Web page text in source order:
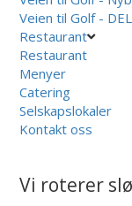
Veien til Golf -
Restaurant
Restaurant
Menyer
Catering
Selskapslokaler
Kontakt oss
Vi roterer